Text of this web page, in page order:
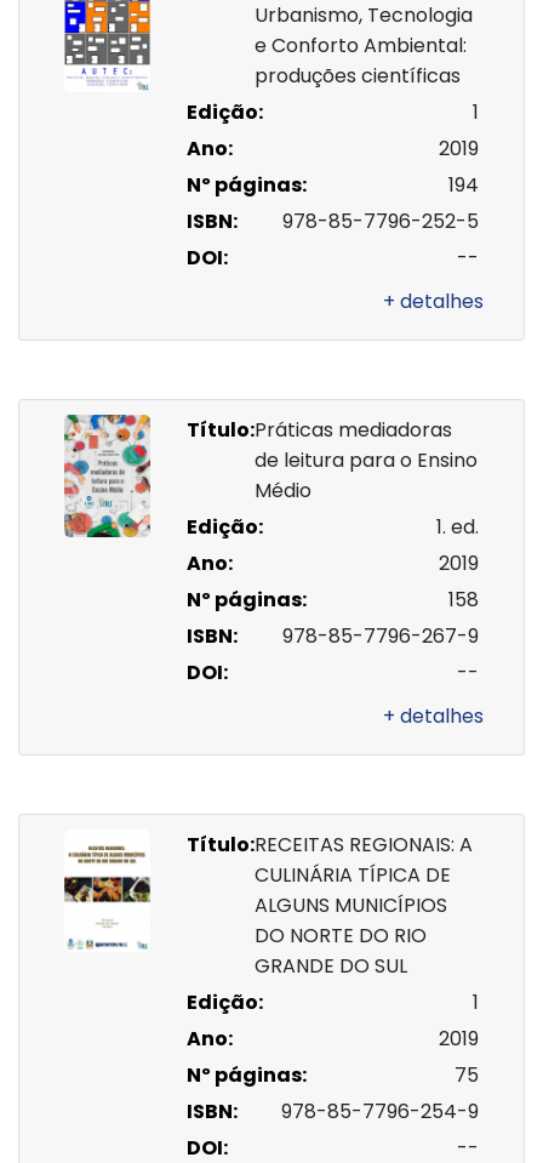
Urbanismo, Tecnologia
e Conforto Ambiental:
produções científicas
Edição:
1
Ano:
2019
Nº páginas:
194
ISBN:
978-85-7796-252-5
DOI:
--
+ detalhes
Título:Práticas mediadoras
de leitura para o Ensino
Médio
Edição:
1. ed.
Ano:
2019
Nº páginas:
158
ISBN:
978-85-7796-267-9
DOI:
--
+ detalhes
Título:RECEITAS REGIONAIS: A
CULINÁRIA TÍPICA DE
ALGUNS MUNICÍPIOS
DO NORTE DO RIO
GRANDE DO SUL
Edição:
1
Ano:
2019
Nº páginas:
75
ISBN:
978-85-7796-254-9
DOI:
--